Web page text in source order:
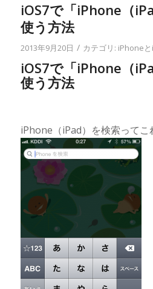
iOS7で「iPhone（
使う方法
2013年9月20日 / カテゴリ: iPhone
iOS7で「iPhone（
使う方法
iPhone（iPad）を検索ってこ